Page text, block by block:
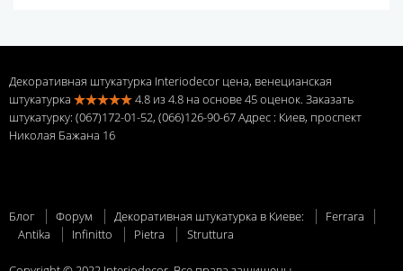
Декоративная штукатурка Interiodecor цена, венецианская
штукатурка
4.8 из4.8 на основе45оценок. Заказать
штукатурку: (067)172-01-52, (066)126-90-67 Адрес : Киев, проспект
Николая Бажана 16
Блог Форум Декоративная штукатурка в Киеве:
Ferrara
Antika
Infinitto Pietra Struttura